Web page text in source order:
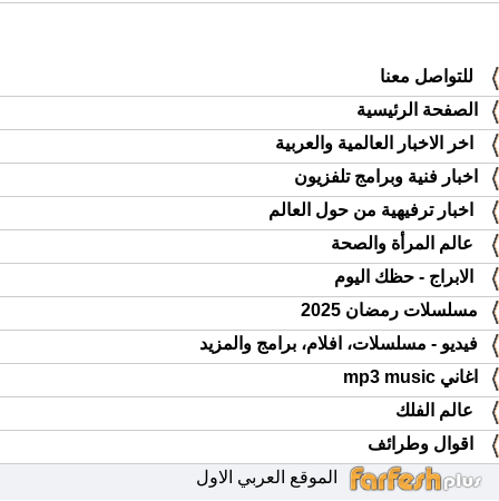
للتواصل معنا
الصفحة الرئيسية
اخر الاخبار العالمية والعربية
اخبار فنية وبرامج تلفزيون
اخبار ترفيهية من حول العالم
عالم المرأة والصحة
الابراج - حظك اليوم
مسلسلات رمضان 2025
فيديو - مسلسلات، افلام، برامج والمزيد
اغاني mp3 music
عالم الفلك
اقوال وطرائف
الموقع العربي الاول